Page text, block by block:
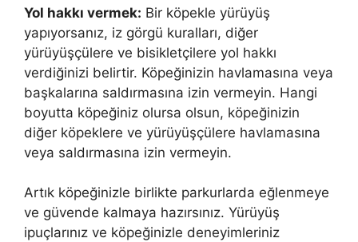
Yol hakkı vermek: Bir köpekle yürüyüş
yapıyorsanız, iz görgü kuralları, diğer
yürüyüşçülere ve bisikletçilere yol hakkı
verdiğinizi belirtir. Köpeğinizin havlamasına veya
başkalarına saldırmasına izin vermeyin. Hangi
boyutta köpeğiniz olursa olsun, köpeğinizin
diğer köpeklere ve yürüyüşçülere havlamasına
veya saldırmasına izin vermeyin.
Artık köpeğinizle birlikte parkurlarda eğlenmeye
ve güvende kalmaya hazırsınız. Yürüyüş
ipuçlarınız ve köpeğinizle deneyimleriniz